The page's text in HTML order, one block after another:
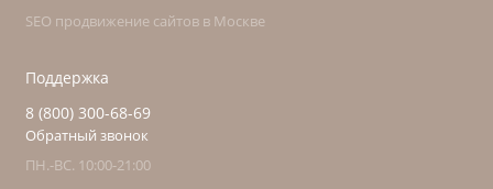
SEO продвижение сайтов в Москве
Поддержка
8 (800) 300-68-69
Обратный звонок
ПН.-ВС. 10:00-21:00